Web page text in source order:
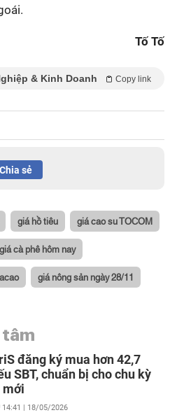
Tố Tố
& Kinh Doanh Copy link
Chia sẻ
giá hồ tiêu giá cao su TOCOM
giá cà phê hôm nay
giá nông sản ngày 28/11
tâm
đăng ký mua hơn 42,7
SBT, chuẩn bị cho chu kỳ
mới
14:41 | 18/05/2026